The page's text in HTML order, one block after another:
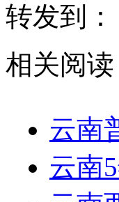
转发到：
相关阅读
云南
云南